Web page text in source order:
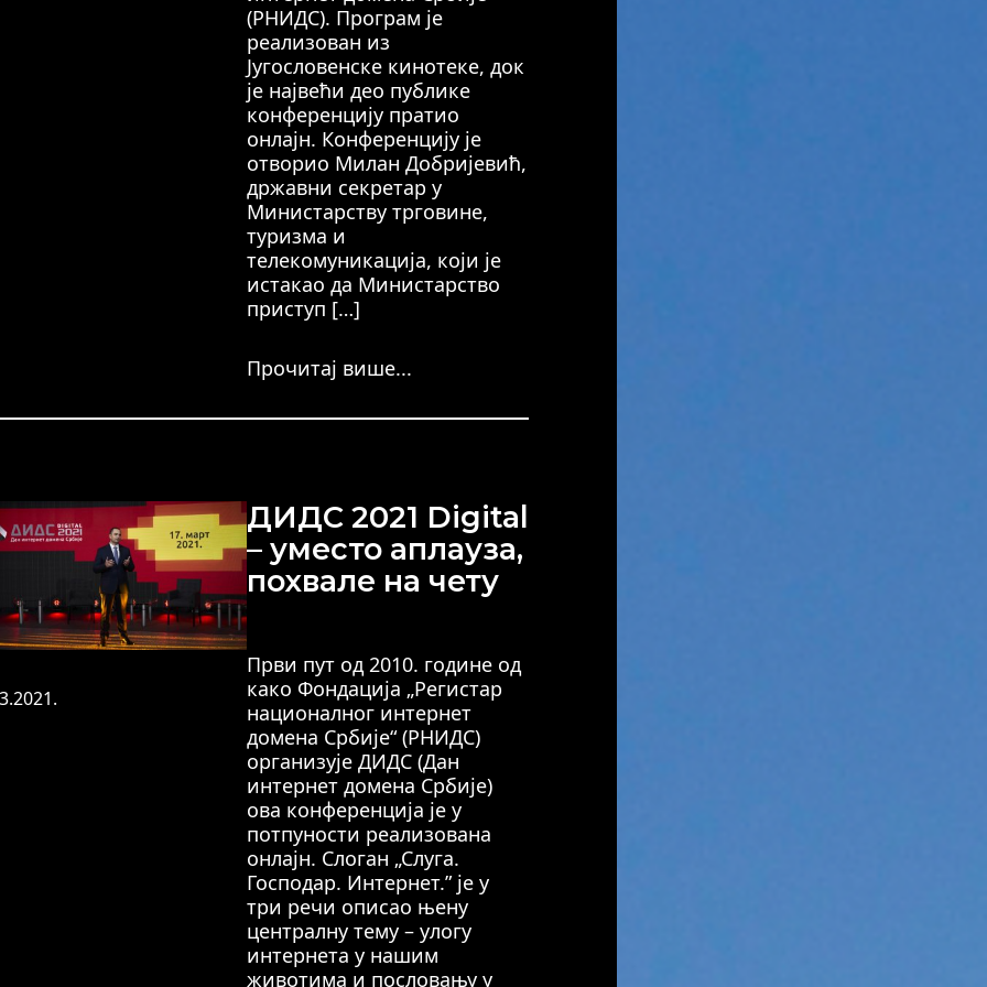
(РНИДС). Програм је
реализован из
Југословенске кинотеке, док
је највећи део публике
конференцију пратио
онлајн. Конференцију је
отворио Милан Добријевић,
државни секретар у
Министарству трговине,
туризма и
телекомуникација, који је
истакао да Министарство
приступ […]
Прочитај више...
ДИДС 2021 Digital
– уместо аплауза,
похвале на чету
Први пут од 2010. године од
како Фондација „Регистaр
националног интернет
домена Србије“ (РНИДС)
организује ДИДС (Дан
интернет домена Србије)
ова конференција је у
потпуности реализована
онлајн. Слоган „Слуга.
Господар. Интернет.” је у
три речи описао њену
централну тему – улогу
интернета у нашим
животима и пословању у